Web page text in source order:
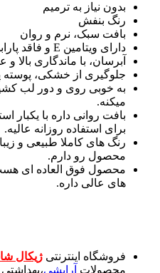
بدون نیاز به ترمیم
رنگ بنفش
بافت سبک، نرم و روان
دارای ویتامین E و فاقد پارابن
آبرسان، با ماندگاری
جلوگیری از خشکی،
به خوبی روی و دور لب
میکنه.
بافت روانی داره با
برای استفاده روزانه عالیه.
رنگ های کاملا طبیعی و
محصول رو دارم.
محصول فوق العاده ای
های عالی داره.
فروشگاه اینترنتی ژیکال
محصولات آرایشی